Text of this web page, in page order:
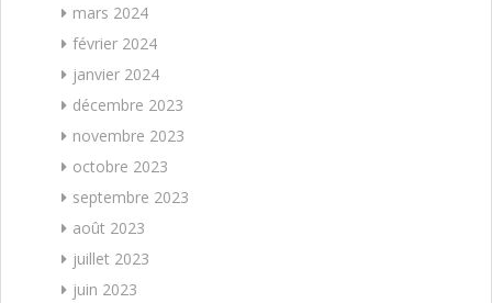
mars 2024
février 2024
janvier 2024
décembre 2023
novembre 2023
octobre 2023
septembre 2023
août 2023
juillet 2023
juin 2023